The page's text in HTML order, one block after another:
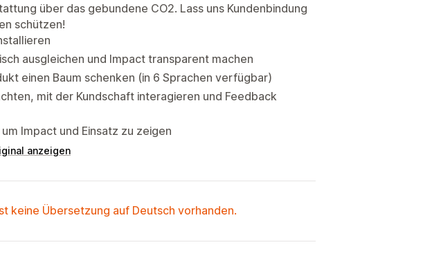
über das gebundene CO2. Lass uns Kundenbindung
schützen!
ausgleichen und Impact transparent machen
einen Baum schenken (in 6 Sprachen verfügbar)
mit der Kundschaft interagieren und Feedback
Impact und Einsatz zu zeigen
anzeigen
keine Übersetzung auf Deutsch vorhanden.